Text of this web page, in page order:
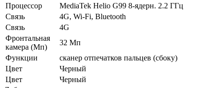
Процессор
MediaTek Helio G99 8-ядерн. 2.2 ГГц
Связь
4G, Wi-Fi, Bluetooth
Связь
4G
Фронтальная
камера (Мп)
32 Мп
Функции
сканер отпечатков пальцев (сбоку)
Цвет
Черный
Цвет
Черный